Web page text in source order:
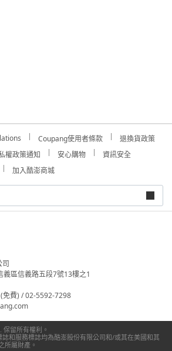
Coupang使用者條款
退換貨政策
權政策通知 安心購物
資訊安全
加入酷澎商城
司
區信義路五段7號13樓之1
免費) / 02-5592-7298
留所有權利。
和服務標誌均為酷澎股份有限公司和/或其在美國和其
所屬財產。